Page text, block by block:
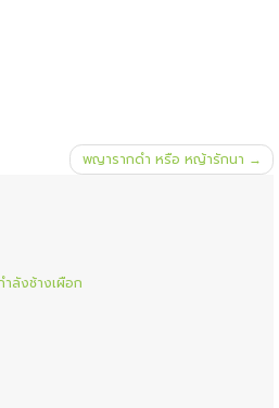
พญารากดำ หรือ หญ้ารักนา
ำลังช้างเผือก